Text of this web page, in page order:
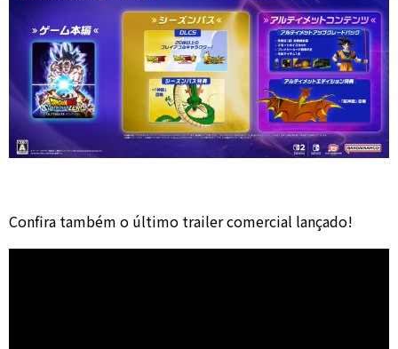
Confira também o último trailer comercial lançado!